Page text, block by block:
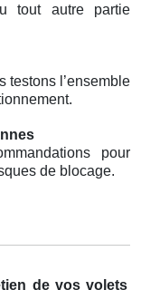
tout autre partie
testons l’ensemble
pour
de blocage.
de vos volets